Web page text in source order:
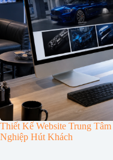
Thiết Kế Website Trung
Nghiệp Hút Khách